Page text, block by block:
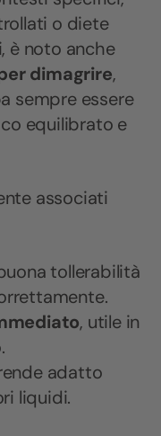
o diete
è noto anche
dimagrire,
sempre essere
equilibrato e
associati
tollerabilità
, utile in
adatto
liquidi.